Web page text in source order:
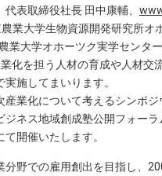
表取締役社長 田中康輔、
業大学生物資源開発研究所オ
業大学オホーツク実学センタ
化を担う人材の育成や人材交
施してまいります。
業化について考えるシンポジ
ジネス地域創成塾公開フォーラ
開催いたします。
分野での雇用創出を目指し、